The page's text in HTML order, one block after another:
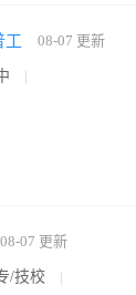
工 08-07 更新
08-07 更新
/技校